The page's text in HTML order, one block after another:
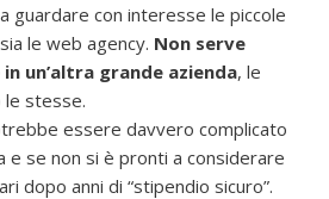
guardare con interesse le piccole
le web agency. Non serve
un’altra grande azienda, le
le stesse.
essere davvero complicato
e se non si è pronti a considerare
dopo anni di “stipendio sicuro”.